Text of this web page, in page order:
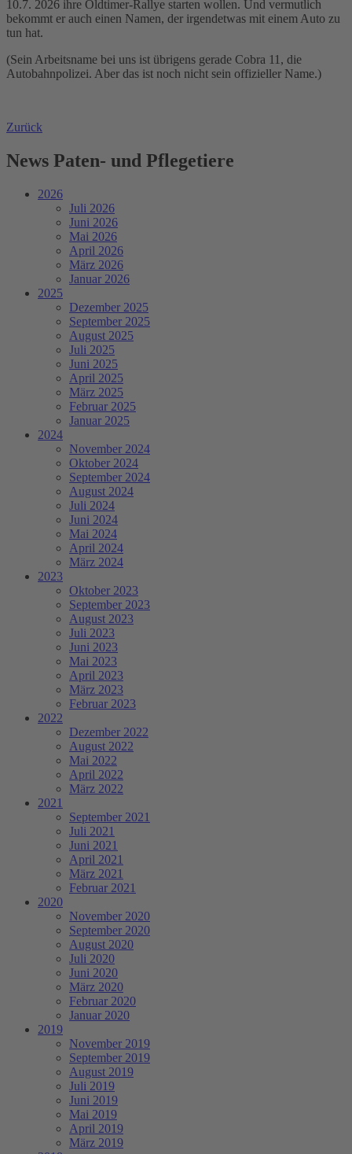
10.7. 2026 ihre Oldtimer-Rallye starten wollen. Und vermutlich
bekommt er auch einen Namen, der irgendetwas mit einem Auto zu
tun hat.
(Sein Arbeitsname bei uns ist übrigens gerade Cobra 11, die
Autobahnpolizei. Aber das ist noch nicht sein offizieller Name.)
Zurück
News Paten- und Pflegetiere
2026
Juli 2026
Juni 2026
Mai 2026
April 2026
März 2026
Januar 2026
2025
Dezember 2025
September 2025
August 2025
Juli 2025
Juni 2025
April 2025
März 2025
Februar 2025
Januar 2025
2024
November 2024
Oktober 2024
September 2024
August 2024
Juli 2024
Juni 2024
Mai 2024
April 2024
März 2024
2023
Oktober 2023
September 2023
August 2023
Juli 2023
Juni 2023
Mai 2023
April 2023
März 2023
Februar 2023
2022
Dezember 2022
August 2022
Mai 2022
April 2022
März 2022
2021
September 2021
Juli 2021
Juni 2021
April 2021
März 2021
Februar 2021
2020
November 2020
September 2020
August 2020
Juli 2020
Juni 2020
März 2020
Februar 2020
Januar 2020
2019
November 2019
September 2019
August 2019
Juli 2019
Juni 2019
Mai 2019
April 2019
März 2019